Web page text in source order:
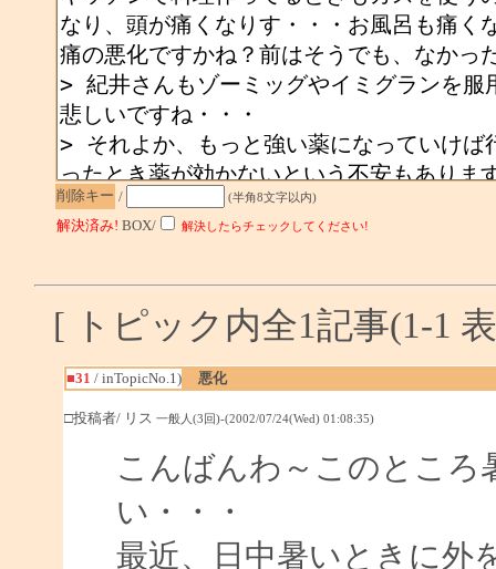
削除キー / (半角8文字以内)
解決済み! BOX/ 解決したらチェックしてください!
[ トピック内全1記事(1-1
■31 / inTopicNo.1) 悪化
□投稿者/ リス 一般人(3回)-(2002/07/24(Wed) 01:08:35)
こんばんわ～このところ
い・・・
最近、日中暑いときに外